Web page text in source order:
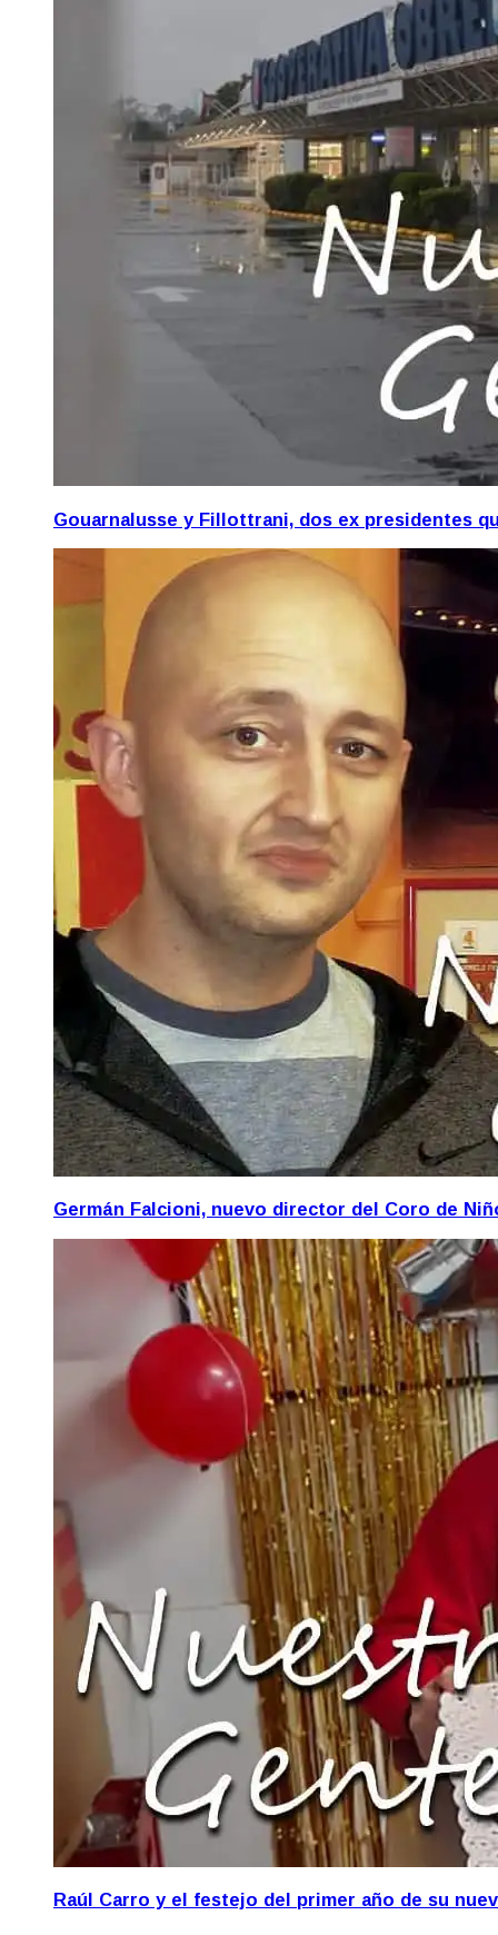
Gouarnalusse y Fillottrani, dos ex presidentes
Germán Falcioni, nuevo director del Coro de
Raúl Carro y el festejo del primer año de su